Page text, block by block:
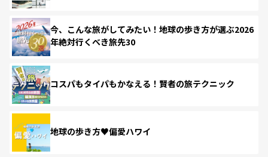
今、こんな旅がしてみたい！地球の歩き方が選ぶ2026
年絶対行くべき旅先30
コスパもタイパもかなえる！賢者の旅テクニック
地球の歩き方♥偏愛ハワイ